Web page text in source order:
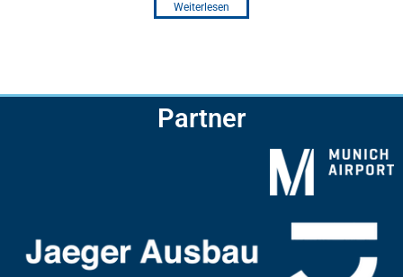
Weiterlesen
Partner